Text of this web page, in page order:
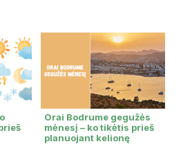
Orai Bodrume gegužės
mėnesį – ko tikėtis prieš
planuojant kelionę